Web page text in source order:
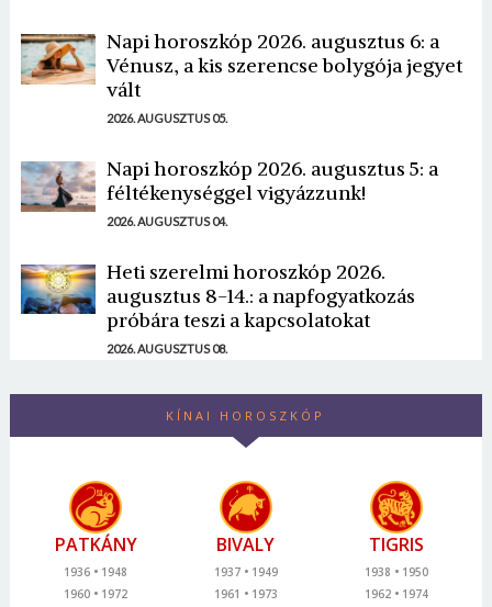
Napi horoszkóp 2026. augusztus 6: a
Vénusz, a kis szerencse bolygója jegyet
vált
2026. AUGUSZTUS 05.
Napi horoszkóp 2026. augusztus 5: a
féltékenységgel vigyázzunk!
2026. AUGUSZTUS 04.
Heti szerelmi horoszkóp 2026.
augusztus 8-14.: a napfogyatkozás
próbára teszi a kapcsolatokat
2026. AUGUSZTUS 08.
KÍNAI HOROSZKÓP
PATKÁNY
1936
1948
1960
1972
BIVALY
1937
1949
1961
1973
TIGRIS
1938
1950
1962
1974